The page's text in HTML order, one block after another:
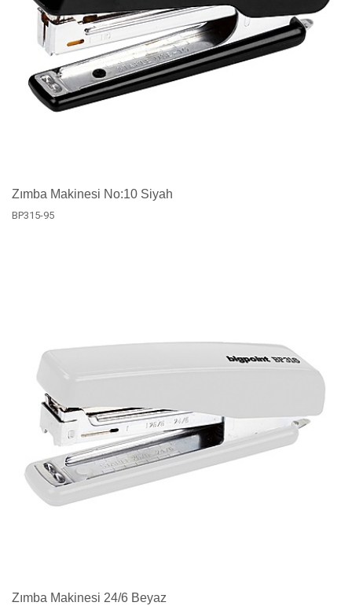
Zımba Makinesi No:10 Siyah
BP315-95
Zımba Makinesi 24/6 Beyaz